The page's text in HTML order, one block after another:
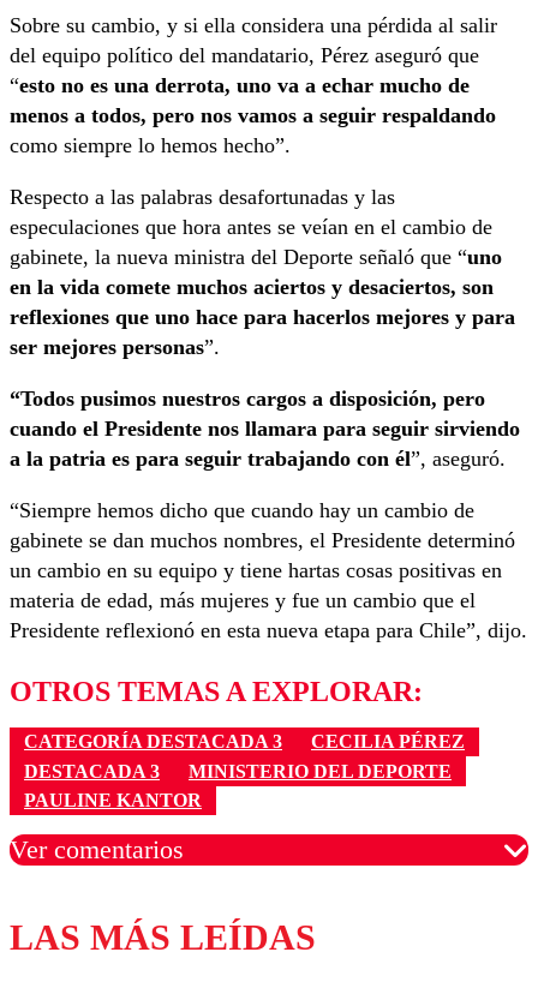
Sobre su cambio, y si ella considera una pérdida al salir
del equipo político del mandatario, Pérez aseguró que
“esto no es una derrota, uno va a echar mucho de
menos a todos, pero nos vamos a seguir respaldando
como siempre lo hemos hecho”.
Respecto a las palabras desafortunadas y las
especulaciones que hora antes se veían en el cambio de
gabinete, la nueva ministra del Deporte señaló que “uno
en la vida comete muchos aciertos y desaciertos, son
reflexiones que uno hace para hacerlos mejores y para
ser mejores personas”.
“Todos pusimos nuestros cargos a disposición, pero
cuando el Presidente nos llamara para seguir sirviendo
a la patria es para seguir trabajando con él”, aseguró.
“Siempre hemos dicho que cuando hay un cambio de
gabinete se dan muchos nombres, el Presidente determinó
un cambio en su equipo y tiene hartas cosas positivas en
materia de edad, más mujeres y fue un cambio que el
Presidente reflexionó en esta nueva etapa para Chile”, dijo.
OTROS TEMAS A EXPLORAR:
CATEGORÍA DESTACADA 3
CECILIA PÉREZ
DESTACADA 3
MINISTERIO DEL DEPORTE
PAULINE KANTOR
Ver comentarios
Los comentarios son moderados para garantizar un
diálogo respetuoso.
LAS MÁS LEÍDAS